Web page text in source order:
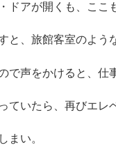
アが開くも、ここ
、旅館客室のよう
で声をかけると、仕
いたら、再びエレ
まい。